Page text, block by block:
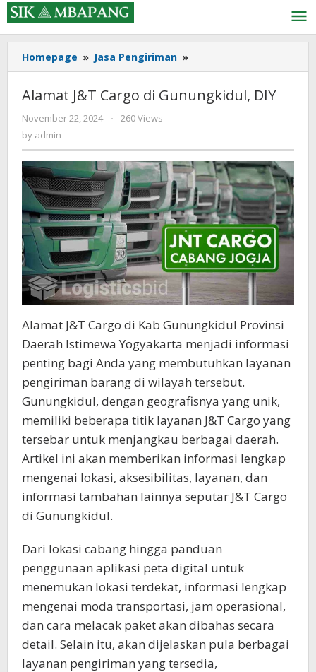
Skip
to
content
Homepage » Jasa Pengiriman »
J&T
di
Alamat J&T Cargo di Gunungkidul, DIY
November 22, 2024
by
-
260 Views
by admin
Alamat J&T Cargo di Kab Gunungkidul Provinsi
Daerah Istimewa Yogyakarta menjadi informasi
penting bagi Anda yang membutuhkan layanan
pengiriman barang di wilayah tersebut.
Gunungkidul, dengan geografisnya yang unik,
memiliki beberapa titik layanan J&T Cargo yang
tersebar untuk menjangkau berbagai daerah.
Artikel ini akan memberikan informasi lengkap
mengenai lokasi, aksesibilitas, layanan, dan
informasi tambahan lainnya seputar J&T Cargo
di Gunungkidul.
Dari lokasi cabang hingga panduan
penggunaan aplikasi peta digital untuk
menemukan lokasi terdekat, informasi lengkap
mengenai moda transportasi, jam operasional,
dan cara melacak paket akan dibahas secara
detail. Selain itu, akan dijelaskan pula berbagai
layanan pengiriman yang tersedia,